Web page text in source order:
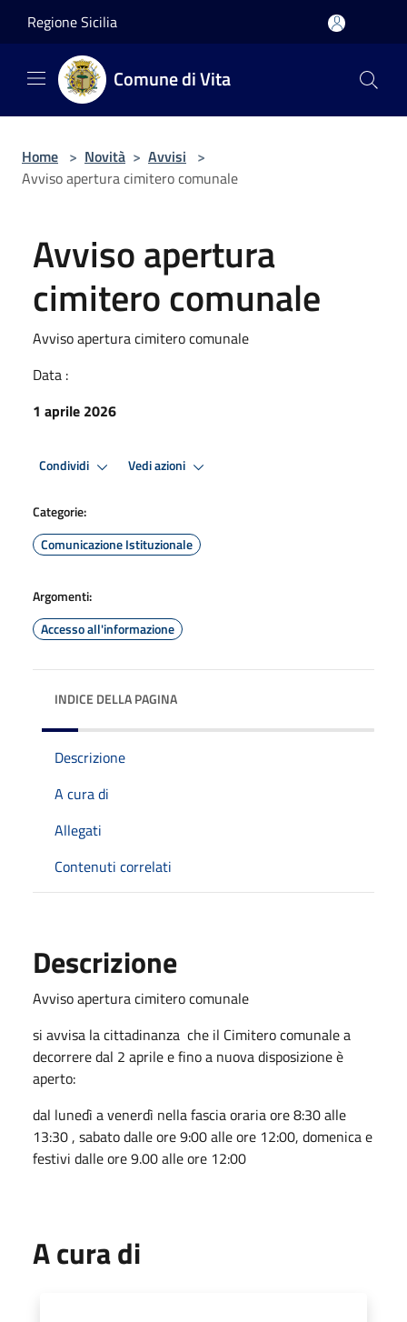
Regione Sicilia
Comune di Vita
Home > Novità > Avvisi >
Avviso apertura cimitero comunale
Avviso apertura
cimitero comunale
Avviso apertura cimitero comunale
Data :
1 aprile 2026
Condividi Vedi azioni
Categorie:
Comunicazione Istituzionale
Argomenti:
Accesso all'informazione
INDICE DELLA PAGINA
Descrizione
A cura di
Allegati
Contenuti correlati
Descrizione
Avviso apertura cimitero comunale
si avvisa la cittadinanza che il Cimitero comunale a
decorrere dal 2 aprile e fino a nuova disposizione è
aperto:
dal lunedì a venerdì nella fascia oraria ore 8:30 alle
13:30 , sabato dalle ore 9:00 alle ore 12:00, domenica e
festivi dalle ore 9.00 alle ore 12:00
A cura di